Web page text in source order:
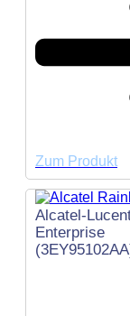
Zum Produkt
Alcatel-
Enterprise